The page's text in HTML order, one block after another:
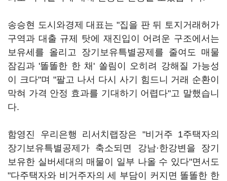
송승현 도시와경제 대표는 "집을 판 뒤 토지거래허가
구역과 대출 규제 탓에 재진입이 어려운 구조에서는
보유세를 올리고 장기보유특별공제를 줄여도 매물
잠김과 '똘똘한 한 채' 쏠림이 오히려 강해질 가능성
이 크다"며 "팔고 나서 다시 사기 힘드니 거래 순환이
막혀 가격 안정 효과를 기대하기 어렵다"고 말했습니
다.
함영진 우리은행 리서치랩장은 "비거주 1주택자의
장기보유특별공제가 축소되면 강남·한강변을 장기
보유한 실버세대의 매물이 일부 나올 수 있다"면서도
"다주택자와 비거주자의 세 부담이 커지면 똘똘한 한